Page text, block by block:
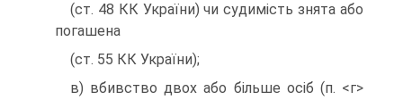
(ст. 48 КК України) чи судимiсть знята або
погашена
(ст. 55 КК України);
в) вбивство двох або бiльше осiб (п. <г>